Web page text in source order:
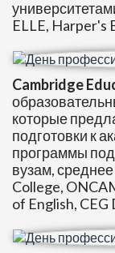
ELLE, Harper's
Cambridge
которые
подготовки к
программы
вузам,
College,
of English, CEG